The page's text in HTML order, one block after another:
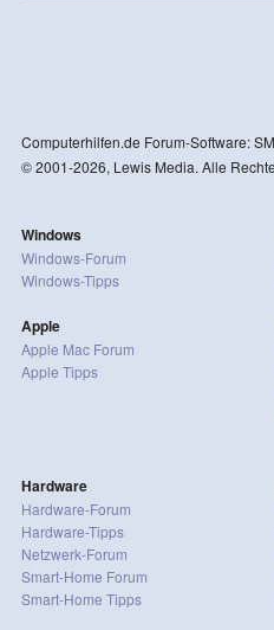
Computerhilfen.de Forum-Software:
© 2001-2026, Lewis Media. Alle
Windows
Windows-Forum
Windows-Tipps
Apple
Apple Mac Forum
Apple Tipps
Hardware
Hardware-Forum
Hardware-Tipps
Netzwerk-Forum
Smart-Home Forum
Smart-Home Tipps